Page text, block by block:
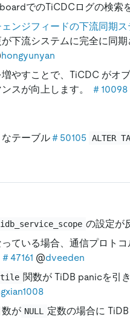
でのTiCDCログの検索
ンジフィードの下流同期
下流システムに完全に同
hongyunyan
やすことで、TiCDC がオ
スが向上します。
＃10098
テーブル＃50105 ALTER
の設定が
ている場合、通信プロト
＃47161 @dveeden
関数が TiDB panicを引
が NULL 定数の場合に